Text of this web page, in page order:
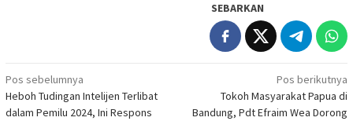
SEBARKAN
Navigasi
pos
Pos sebelumnya
Heboh Tudingan Intelijen Terlibat
dalam Pemilu 2024, Ini Respons
Pos berikutnya
Tokoh Masyarakat Papua di
Bandung, Pdt Efraim Wea Dorong